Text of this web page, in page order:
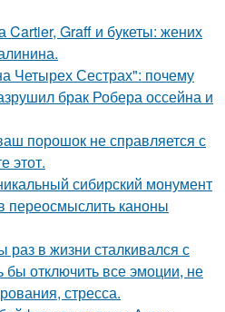
Cartier, Graff и букеты: жених
Четырех Сестрах": почему
брак Робера оссейна и
порошок не справляется с
этот.
сибирский монумент
переосмыслить каноны
раз в жизни сталкивался с
бы отключить все эмоции, не
стресса.